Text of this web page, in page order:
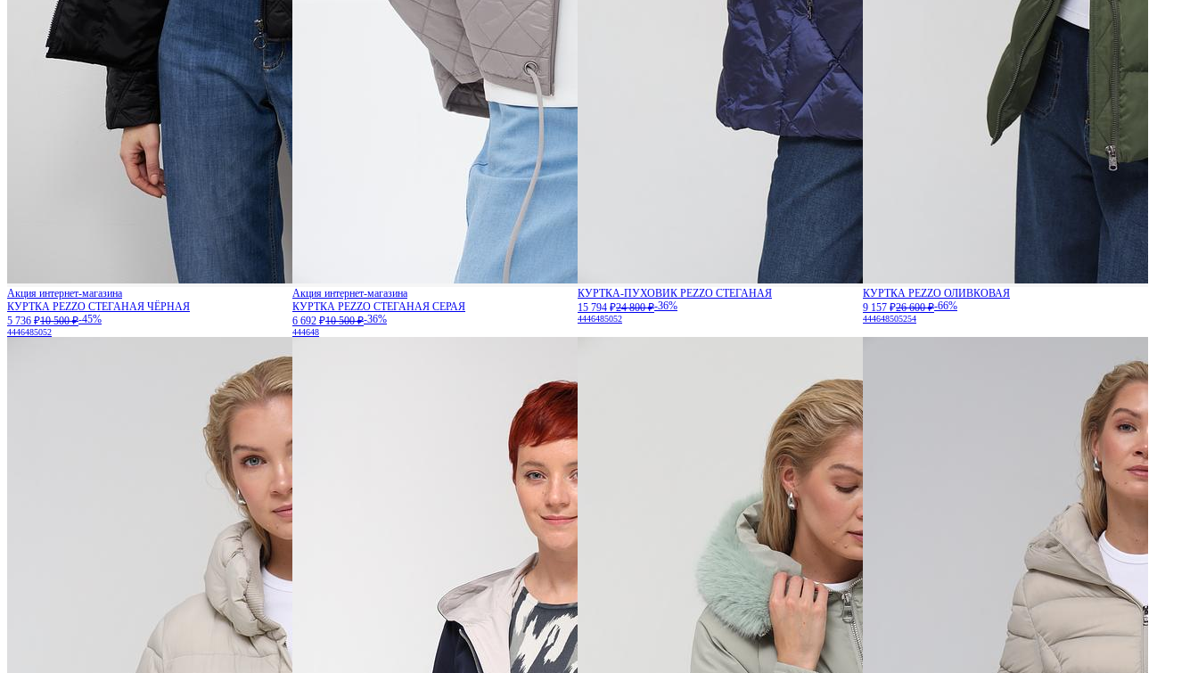
Акция интернет-магазина
КУРТКА PEZZO СТЕГАНАЯ ЧЁРНАЯ
5 736 ₽10 500 ₽-45%
4446485052
Акция интернет-магазина
КУРТКА PEZZO СТЕГАНАЯ СЕРАЯ
6 692 ₽10 500 ₽-36%
444648
КУРТКА-ПУХОВИК PEZZO СТЕГАНАЯ
15 794 ₽24 800 ₽-36%
4446485052
КУРТКА PEZZO ОЛИВКОВАЯ
9 157 ₽26 600 ₽-66%
444648505254